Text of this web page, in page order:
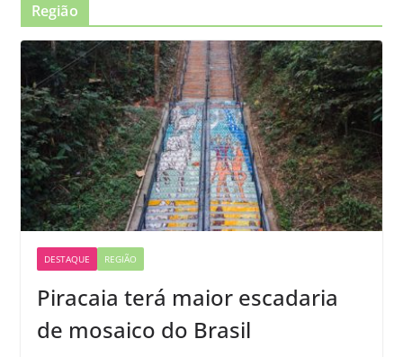
Região
DESTAQUE REGIÃO
Piracaia terá maior escadaria
de mosaico do Brasil